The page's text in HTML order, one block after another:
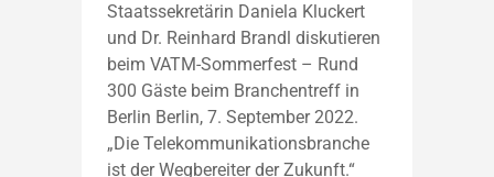
Staatssekretärin Daniela Kluckert
und Dr. Reinhard Brandl diskutieren
beim VATM-Sommerfest – Rund
300 Gäste beim Branchentreff in
Berlin Berlin, 7. September 2022.
„Die Telekommunikationsbranche
ist der Wegbereiter der Zukunft.“